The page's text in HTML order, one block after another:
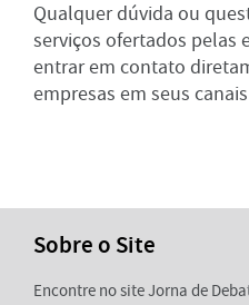
Qualquer dúvida ou
serviços ofertados pelas
entrar em contato
empresas em seus
Sobre o Site
Encontre no site Jorna de